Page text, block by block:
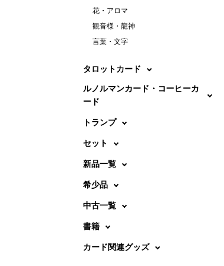
花・アロマ
観音様・龍神
言葉・文字
タロットカード
ルノルマンカード・コーヒーカ
ード
トランプ
セット
新品一覧
希少品
中古一覧
書籍
カード関連グッズ